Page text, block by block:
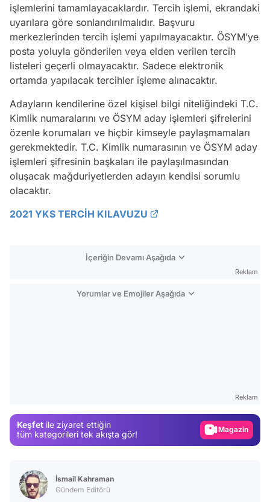
işlemlerini tamamlayacaklardır. Tercih işlemi, ekrandaki
uyarılara göre sonlandırılmalıdır. Başvuru
merkezlerinden tercih işlemi yapılmayacaktır. ÖSYM’ye
posta yoluyla gönderilen veya elden verilen tercih
listeleri geçerli olmayacaktır. Sadece elektronik
ortamda yapılacak tercihler işleme alınacaktır.
Adayların kendilerine özel kişisel bilgi niteliğindeki T.C.
Kimlik numaralarını ve ÖSYM aday işlemleri şifrelerini
özenle korumaları ve hiçbir kimseyle paylaşmamaları
gerekmektedir. T.C. Kimlik numarasının ve ÖSYM aday
işlemleri şifresinin başkaları ile paylaşılmasından
oluşacak mağduriyetlerden adayın kendisi sorumlu
olacaktır.
2021 YKS TERCİH KILAVUZU
İçeriğin Devamı Aşağıda
Reklam
Yorumlar ve Emojiler Aşağıda
Reklam
Keşfet ile ziyaret ettiğin
tüm kategorileri tek akışta gör!
Magazin
İsmail Kahraman
Gündem Editörü